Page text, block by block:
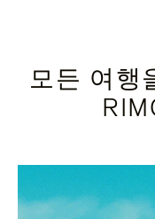
모든 여행